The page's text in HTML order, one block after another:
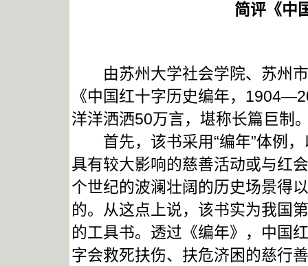
简评《中
由苏州大学社会学院、苏州市
《中国红十字历史编年，
洋洋洒洒50万言，堪称长篇巨制
首先，该书采用“编年”体例，
具有较大影响的慈善活动或与红
个世纪的波澜壮阔的历史场景得
的。从这点上说，该书实为我国
的工具书。透过《编年》，中国
字会救死扶伤、扶危济困的慈行